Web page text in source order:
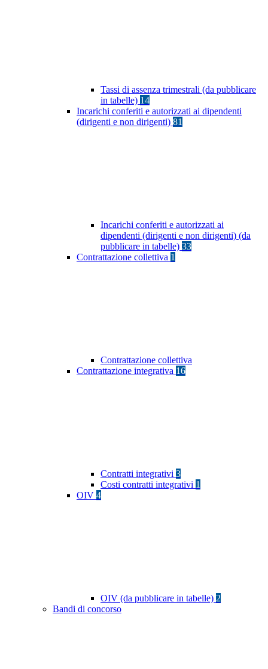
Tassi di assenza trimestrali (da pubblicare
in tabelle) 14
Incarichi conferiti e autorizzati ai dipendenti
(dirigenti e non dirigenti) 81
Incarichi conferiti e autorizzati ai
dipendenti (dirigenti e non dirigenti) (da
pubblicare in tabelle) 33
Contrattazione collettiva 1
Contrattazione collettiva
Contrattazione integrativa 16
Contratti integrativi 3
Costi contratti integrativi 1
OIV 4
OIV (da pubblicare in tabelle) 2
Bandi di concorso